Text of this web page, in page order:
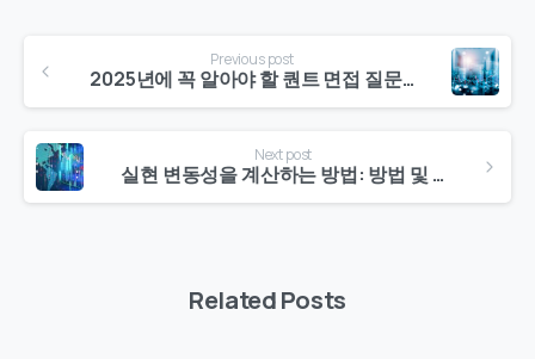
Reading
Previous post
2025년에 꼭 알아야 할 퀀트 면접 질문 15가지
Next post
실현 변동성을 계산하는 방법: 방법 및 실제 예시
Related Posts